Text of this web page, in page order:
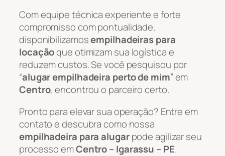
Com equipe técnica experiente e forte
compromisso com pontualidade,
disponibilizamosempilhadeiras para
locaçãoque otimizam sua logística e
reduzem custos. Se você pesquisou por
“alugar empilhadeira perto de mim” em
Centro, encontrou o parceiro certo.
Pronto para elevar sua operação? Entre em
contato e descubra como nossa
empilhadeira para alugarpode agilizar seu
processo emCentro – Igarassu – PE.